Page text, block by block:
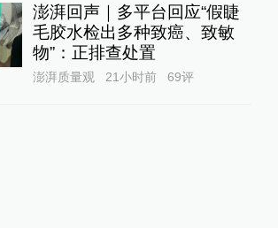
澎湃回声｜多平台回应“假睫
毛胶水检出多种致癌、致敏
物”：正排查处置
澎湃质量观 21小时前 69评